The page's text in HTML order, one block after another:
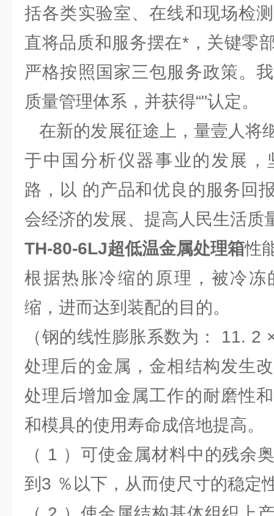
括各类实验室、在线和现场检
直将品质和服务摆在*，关键零
严格按照国家三包服务政策。
质量管理体系，并获得“"认定。
在新的发展征途上，量壹人将
于中国分析仪器事业的发展，
路，以 的产品和优良的服务回
会经济的发展、提高人民生活质
TH-80-6LJ超低温金属处理箱性
根据热胀冷缩的原理，被冷冻
缩，进而达到装配的目的。
（钢的线性膨胀系数为： 11. 2
处理后的金属，金相结构发生
处理后增加金属工作的耐磨性
和模具的使用寿命成倍地提高。
（ 1 ）可使金属材料中的残余
到3 ％以下，从而使尺寸的稳定